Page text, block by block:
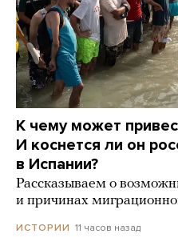
К чему может
И коснется ли он
в Испании?
Рассказываем о
и причинах
ИСТОРИИ 11 часов назад